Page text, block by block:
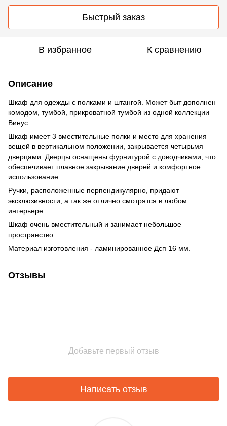
Быстрый заказ
В избранное К сравнению
Описание
Шкаф для одежды с полками и штангой. Может быт дополнен
комодом, тумбой, прикроватной тумбой из одной коллекции
Винус.
Шкаф имеет 3 вместительные полки и место для хранения
вещей в вертикальном положении, закрывается четырьмя
дверцами. Дверцы оснащены фурнитурой с доводчиками, что
обеспечивает плавное закрывание дверей и комфортное
использование.
Ручки, расположенные перпендикулярно, придают
эксклюзивности, а так же отлично смотрятся в любом
интерьере.
Шкаф очень вместительный и занимает небольшое
пространство.
Материал изготовления - ламинированное Дсп 16 мм.
Отзывы
Добавьте первый отзыв
Написать отзыв